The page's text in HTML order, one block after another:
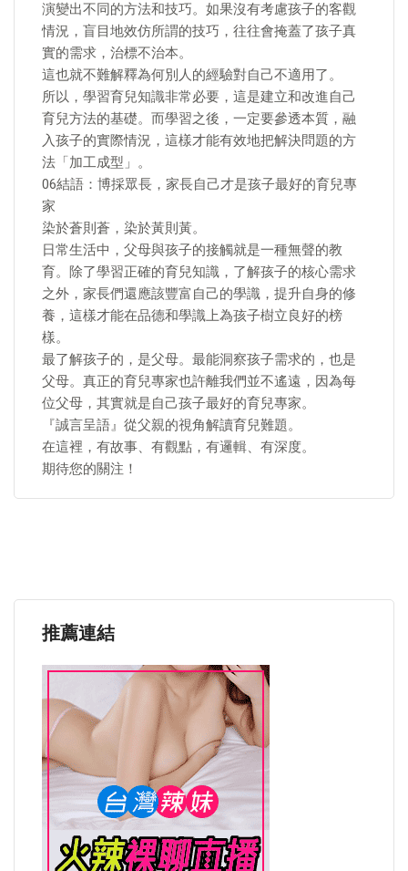
演變出不同的方法和技巧。如果沒有考慮孩子的客觀
情況，盲目地效仿所謂的技巧，往往會掩蓋了孩子真
實的需求，治標不治本。
這也就不難解釋為何別人的經驗對自己不適用了。
所以，學習育兒知識非常必要，這是建立和改進自己
育兒方法的基礎。而學習之後，一定要參透本質，融
入孩子的實際情況，這樣才能有效地把解決問題的方
法「加工成型」。
06結語：博採眾長，家長自己才是孩子最好的育兒專
家
染於蒼則蒼，染於黃則黃。
日常生活中，父母與孩子的接觸就是一種無聲的教
育。除了學習正確的育兒知識，了解孩子的核心需求
之外，家長們還應該豐富自己的學識，提升自身的修
養，這樣才能在品德和學識上為孩子樹立良好的榜
樣。
最了解孩子的，是父母。最能洞察孩子需求的，也是
父母。真正的育兒專家也許離我們並不遙遠，因為每
位父母，其實就是自己孩子最好的育兒專家。
『誠言呈語』從父親的視角解讀育兒難題。
在這裡，有故事、有觀點，有邏輯、有深度。
期待您的關注！
推薦連結